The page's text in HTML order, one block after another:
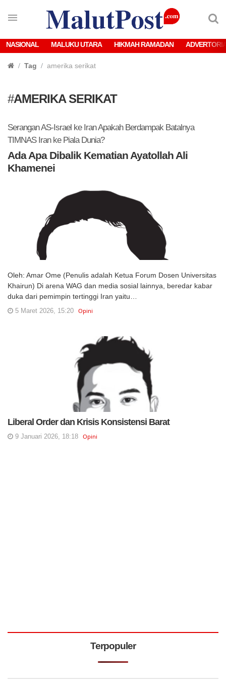
NASIONAL MALUKU UTARA HIKMAH RAMADAN
Tag amerika serikat
#AMERIKA SERIKAT
Serangan AS-Israel ke Iran Apakah Berdampak Batalnya
TIMNAS Iran ke Piala Dunia?
Ada Apa Dibalik Kematian Ayatollah Ali
Khamenei
Oleh: Amar Ome (Penulis adalah Ketua Forum Dosen Universitas
Khairun) Di arena WAG dan media sosial lainnya, beredar kabar
duka dari pemimpin tertinggi Iran yaitu…
5 Maret 2026, 15:20 Opini
Liberal Order dan Krisis Konsistensi Barat
9 Januari 2026, 18:18 Opini
Terpopuler